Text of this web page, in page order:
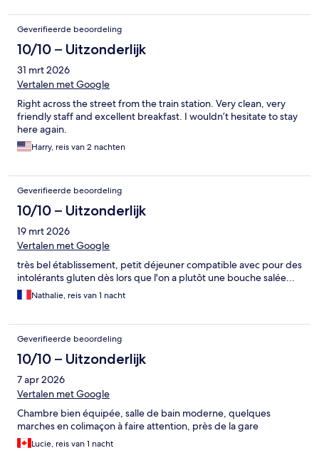
Geverifieerde beoordeling
10/10 – Uitzonderlijk
31 mrt 2026
Vertalen met Google
Right across the street from the train station. Very clean, very
friendly staff and excellent breakfast. I wouldn’t hesitate to stay
here again.
Harry, reis van 2 nachten
Geverifieerde beoordeling
10/10 – Uitzonderlijk
19 mrt 2026
Vertalen met Google
très bel établissement, petit déjeuner compatible avec pour des
intolérants gluten dès lors que l'on a plutôt une bouche salée...
Nathalie, reis van 1 nacht
Geverifieerde beoordeling
10/10 – Uitzonderlijk
7 apr 2026
Vertalen met Google
Chambre bien équipée, salle de bain moderne, quelques
marches en colimaçon à faire attention, près de la gare
Lucie, reis van 1 nacht